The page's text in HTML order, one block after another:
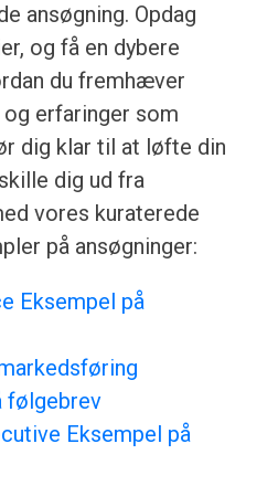
ansøgning. Opdag
og få en dybere
du fremhæver
erfaringer som
dig klar til at løfte din
dig ud fra
vores kuraterede
på ansøgninger:
Eksempel på
følgebrev
Eksempel på